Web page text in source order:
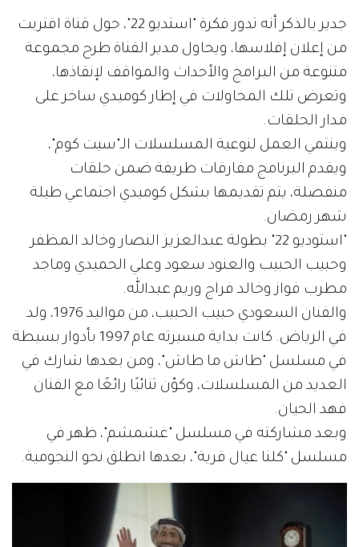
جدير بالذكر أنه تدور فكرة "استديو 22"، حول قناة اقتربت
من إعلان إفلاسها، ويحاول مدير القناة طرح مجموعة
متنوعة من البرامج والأحداث والمواقف لإنقاذها،
وتعرض تلك المحاولات في إطار كوميدي ساخر على
مدار الحلقات.
وينتمي العمل لنوعية المسلسلات الـ"سيت كوم"،
ويقدم البرنامج مفارقات طريفة ضمن حلقات
منفصلة، يتم تقديمها بشكل كوميدي اجتماعي طيلة
شهر رمضان.
"استوديو 22" بطولة عبدالعزيز النصار وخالد المظفر
وحبيب الحبيب والعنود سعود وعلي الحميدي وماجد
مطرب فواز وخالد فراج وريم عبدالله.
والفنان السعودي حبيب الحبيب، من مواليد 1976، ولد
في الرياض. كانت بداية مسيرته عام 1997 بأدوار بسيطة
في مسلسل "طاش ما طاش"، ومن بعدها شارك في
العديد من المسلسلات، وكوّن ثنائيًا رائعًا مع الفنان
فهد الحيان.
وبعد مشاركته في مسلسل "غشمشم"، ظهر في
مسلسل "كلنا عيال قرية"، بعدها انطلق نحو النجومية.